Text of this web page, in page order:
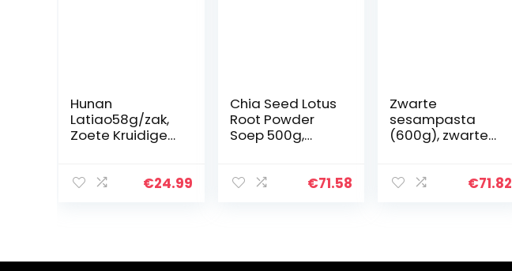
Hunan
Latiao58g/zak,
Zoete Kruidige
Pittige Strip€24.99
Chia Seed Lotus
Root Powder
Soep 500g,
Voedzame
Lotus…
€71.58
Zwarte
sesampasta
(600g), zwarte
zwart
€71.82